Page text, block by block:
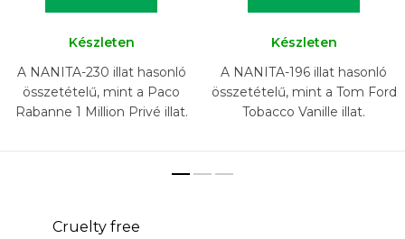
Készleten
A NANITA-230 illat hasonló
összetételű, mint a Paco
Rabanne 1 Million Privé illat.
Készleten
A NANITA-196 illat hasonló
összetételű, mint a Tom Ford
Tobacco Vanille illat.
Cruelty free